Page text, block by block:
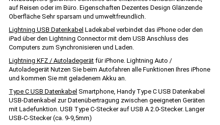
auf Reisen oder im Büro. Eigenschaften Dezentes Design Glänzende
Oberfläche Sehr sparsam und umweltfreundlich.
Lightning USB Datenkabel Ladekabel verbindet das iPhone oder den
iPad über den Lightning Connector mit dem USB Anschluss des
Computers zum Synchronisieren und Laden.
Lightning KFZ / Autoladegerät für iPhone. Lightning Auto /
Autoladegerät Nutzen Sie beim Autofahren alle Funktionen Ihres iPhone
und kommen Sie mit geladenem Akku an.
Type C USB Datenkabel Smartphone, Handy Type C USB Datenkabel
USB-Datenkabel zur Datenübertragung zwischen geeigneten Geräten
mit Ladefunktion. USB Type C-Stecker auf USB A 2.0-Stecker. Langer
USB-C-Stecker (ca. 9-9,5mm)